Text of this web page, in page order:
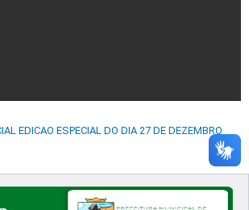
EDICAO ESPECIAL DO DIA 27 DE DEZEMBRO